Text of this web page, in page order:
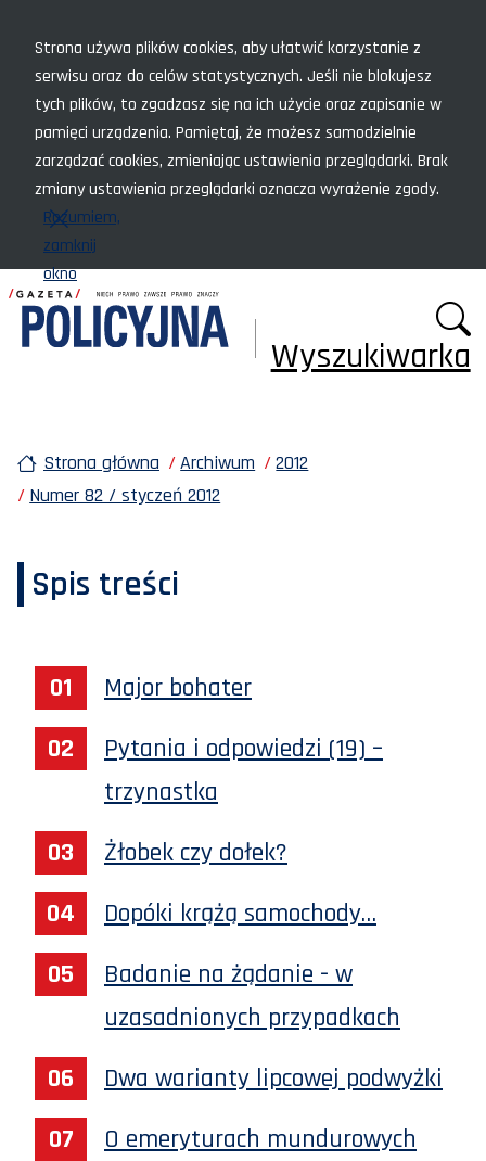
Strona używa plików cookies, aby ułatwić korzystanie z
serwisu oraz do celów statystycznych. Jeśli nie blokujesz
tych plików, to zgadzasz się na ich użycie oraz zapisanie w
pamięci urządzenia. Pamiętaj, że możesz samodzielnie
zarządzać cookies, zmieniając ustawienia przeglądarki. Brak
zmiany ustawienia przeglądarki oznacza wyrażenie zgody.
Rozumiem,
zamknij
okno
Wyszukiwarka
Strona główna Archiwum
2012
Numer 82 / styczeń 2012
Spis treści
Major bohater
Pytania i odpowiedzi (19) –
trzynastka
Żłobek czy dołek?
Dopóki krążą samochody…
Badanie na żądanie - w
uzasadnionych przypadkach
Dwa warianty lipcowej podwyżki
O emeryturach mundurowych